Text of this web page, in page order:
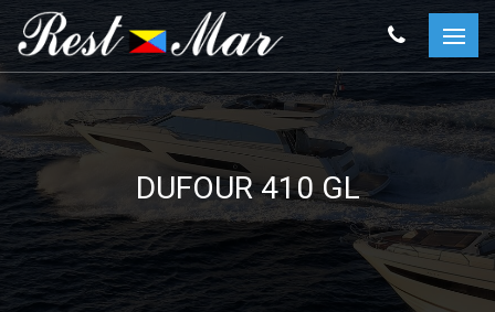
DUFOUR 410 GL